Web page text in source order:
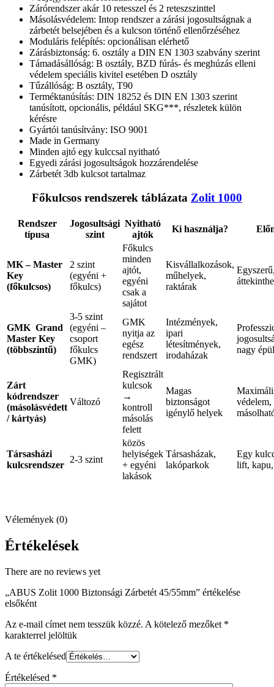
Zárórendszer akár 10 retesszel és 2 reteszszinttel
Másolásvédelem: Intop rendszer a zárási jogosultságnak a
zárbetét belsejében és a kulcson történő ellenőrzéséhez
Moduláris felépítés: opcionálisan elérhető
Zárásbiztonság: 6. osztály a DIN EN 1303 szabvány szerint
Támadásállóság: B osztály, BZD fúrás- és meghúzás elleni
védelem speciális kivitel esetében D osztály
Tűzállóság: B osztály, T90
Terméktanúsítás: DIN 18252 és DIN EN 1303 szerint
tanúsított, opcionális, például SKG***, részletek külön
kérésre
Gyártói tanúsítvány: ISO 9001
Made in Germany
Minden ajtó egy kulccsal nyitható
Egyedi zárási jogosultságok hozzárendelése
Zárbetét 3db kulcsot tartalmaz
Főkulcsos rendszerek táblázata Zolit 1000
Rendszer
típusa
Jogosultsági
szint
Nyitható
ajtók
Ki használja?
MK – Master
Key
(főkulcsos)
2 szint
(egyéni +
főkulcs)
Főkulcs
minden
ajtót,
egyéni
csak a
sajátot
Kisvállalkozások,
műhelyek,
raktárak
GMK Grand
Master Key
(többszintű)
3-5 szint
(egyéni –
csoport
főkulcs
GMK)
GMK
nyitja az
egész
rendszert
Intézmények,
ipari
létesítmények,
irodaházak
nagy
Zárt
kódrendszer
(másolásvédett
/ kártyás)
Változó
Regisztrált
kulcsok
→
kontroll
másolás
felett
Magas
biztonságot
igénylő helyek
védelem,
Társasházi
kulcsrendszer
2-3 szint
közös
helyiségek
+ egyéni
lakások
Társasházak,
lakóparkok
Egy
lift,
Vélemények (0)
Értékelések
There are no reviews yet
„ABUS Zolit 1000 Biztonsági Zárbetét 45/55mm” értékelése
elsőként
Az e-mail címet nem tesszük közzé. A kötelező mezőket *
karakterrel jelöltük
A te értékelésed
Értékelésed *